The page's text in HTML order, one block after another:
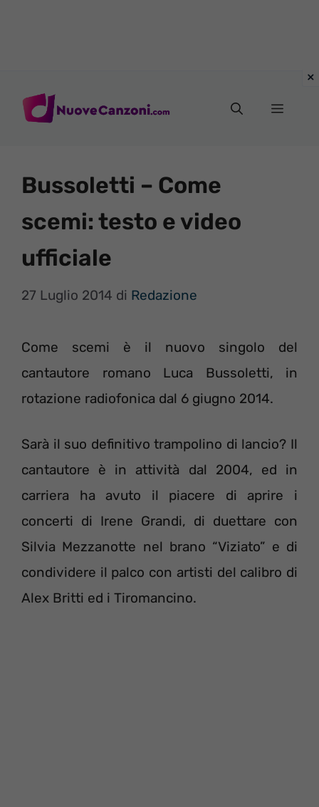
Menu
Bussoletti – Come
scemi: testo e video
ufficiale
27 Luglio 2014 di Redazione
Come scemi è il nuovo singolo del
cantautore romano Luca Bussoletti, in
rotazione radiofonica dal 6 giugno 2014.
Sarà il suo definitivo trampolino di lancio? Il
cantautore è in attività dal 2004, ed in
carriera ha avuto il piacere di aprire i
concerti di Irene Grandi, di duettare con
Silvia Mezzanotte nel brano “Viziato” e di
condividere il palco con artisti del calibro di
Alex Britti ed i Tiromancino.